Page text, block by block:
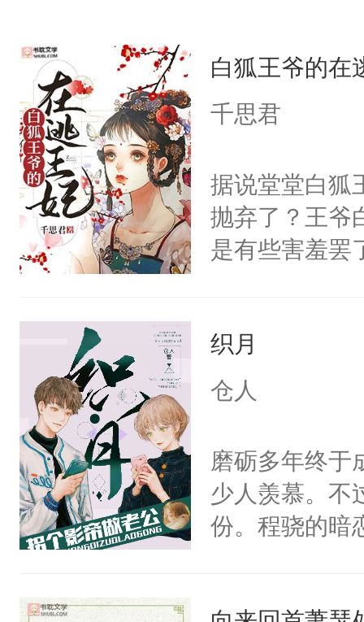
白狐王爷的在
千思君
据说堂堂白狐
抛弃了？王爷
是有些害羞罢
想，需得寸
想往哪里跑呢
的夫人，你倒
手投降，说：
我背后拿开？”
织月
仓人
磨砺多年终于
少人羡慕。不
份。程骁的暗